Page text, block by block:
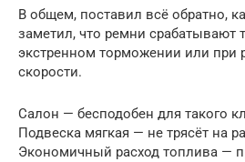
В общем, поставил всё обратно,
заметил, что ремни срабатывают
экстренном торможении или при
скорости.
Салон — бесподобен для такого
Подвеска мягкая — не трясёт на
Экономичный расход топлива —